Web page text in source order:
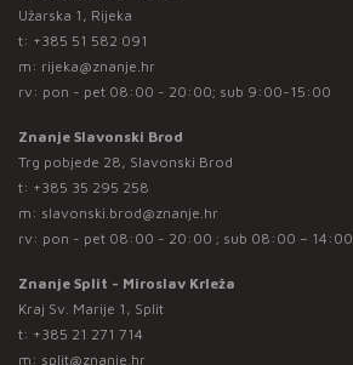
Užarska 1, Rijeka
t: +385 51 582 091
m: rijeka@znanje.hr
rv: pon - pet 08:00 - 20:00; sub 9:00-15:00
Znanje Slavonski Brod
Trg pobjede 28, Slavonski Brod
t: +385 35 295 258
m: slavonski.brod@znanje.hr
rv: pon - pet 08:00 - 20:00 ; sub 08:00 – 14:00
Znanje Split - Miroslav Krleža
Kraj Sv. Marije 1, Split
t: +385 21 271 714
m: split@znanje.hr